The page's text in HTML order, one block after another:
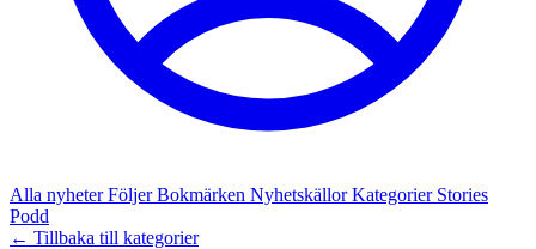
Alla nyheterFöljerBokmärken NyhetskällorKategorier Stories
Podd
← Tillbaka till kategorier